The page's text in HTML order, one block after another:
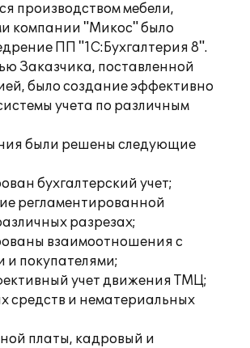
производством мебели,
компании "Микос" было
ПП "1С:Бухгалтерия 8".
Заказчика, поставленной
было создание эффективно
учета по различным
были решены следующие
бухгалтерский учет;
регламентированной
разрезах;
взаимоотношения с
покупателями;
учет движения ТМЦ;
средств и нематериальных
платы, кадровый и